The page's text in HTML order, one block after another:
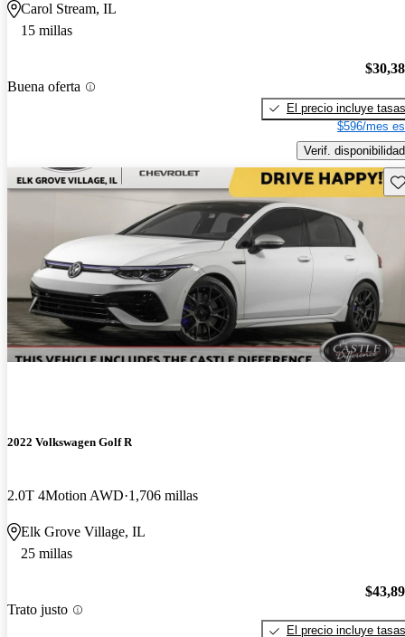
Carol Stream, IL
15 millas
Buena oferta
El precio incluye tasas
$596/mes
Verif. disponibilidad
2022 Volkswagen Golf R
2.0T 4Motion AWD 1,706 millas
Elk Grove Village, IL
25 millas
Trato justo
El precio incluye tasas